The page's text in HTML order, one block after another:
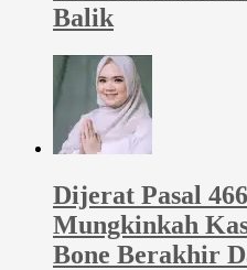
Balik
Dijerat Pasal
Mungkinkah
Bone Berakhir